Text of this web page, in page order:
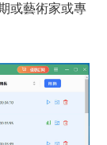
或藝術家或專